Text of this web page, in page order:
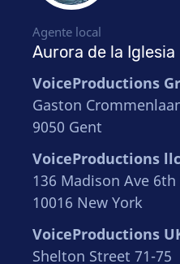
Agente local
Aurora de la Iglesia
VoiceProductions
Gaston
9050 Gent
VoiceProductions
136 Madison Ave
10016 New York
VoiceProductions
Shelton Street 71-75